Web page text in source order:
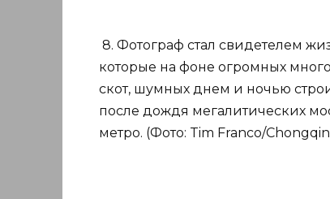
8. Фотограф стал свидетелем
которые на фоне огромных
скот, шумных днем и ночью
после дождя мегалитических
метро. (Фото: Tim Franco/